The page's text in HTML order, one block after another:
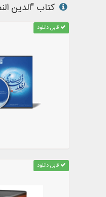
کتاب "الدین
قابل دانلود
قابل دانلود